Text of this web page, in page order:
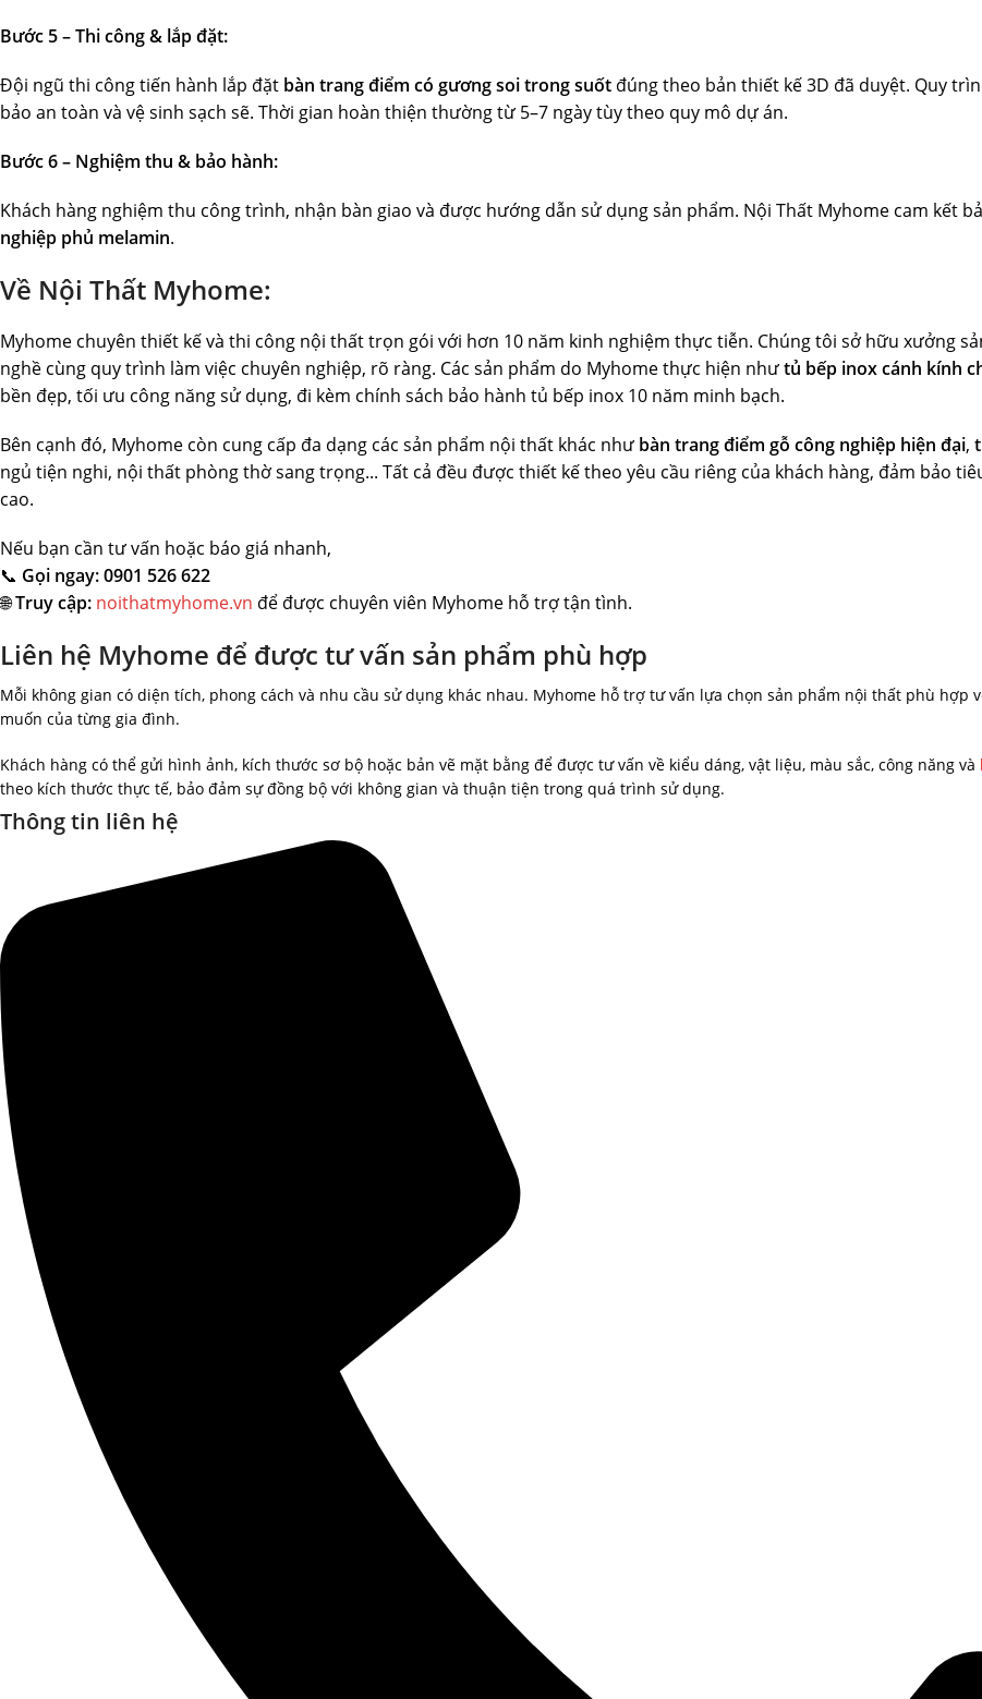
Bước 5 – Thi công & lắp đặt:
Đội ngũ thi công tiến hành lắp đặt bàn trang điểm có gương soi trong suốt đúng theo bản thiết kế 3D đã duyệt. Quy
bảo an toàn và vệ sinh sạch sẽ. Thời gian hoàn thiện thường từ 5–7 ngày tùy theo quy mô dự án.
Bước 6 – Nghiệm thu & bảo hành:
Khách hàng nghiệm thu công trình, nhận bàn giao và được hướng dẫn sử dụng sản phẩm. Nội Thất Myhome cam kết
nghiệp phủ melamin.
Về Nội Thất Myhome:
Myhome chuyên thiết kế và thi công nội thất trọn gói với hơn 10 năm kinh nghiệm thực tiễn. Chúng tôi sở hữu xưởng
nghề cùng quy trình làm việc chuyên nghiệp, rõ ràng. Các sản phẩm do Myhome thực hiện nhưtủ bếp inox cánh kính
bền đẹp, tối ưu công năng sử dụng, đi kèm chính sách bảo hành tủ bếp inox 10 năm minh bạch.
Bên cạnh đó, Myhome còn cung cấp đa dạng các sản phẩm nội thất khác như bàn trang điểm gỗ công nghiệp hiện đại,
ngủ tiện nghi, nội thất phòng thờ sang trọng... Tất cả đều được thiết kế theo yêu cầu riêng của khách hàng, đảm bảo
cao.
Nếu bạn cần tư vấn hoặc báo giá nhanh,
📞 Gọi ngay: 0901 526 622
🌐Truy cập: noithatmyhome.vn để được chuyên viên Myhome hỗ trợ tận tình.
Liên hệ Myhome để được tư vấn sản phẩm phù hợp
Mỗi không gian có diện tích, phong cách và nhu cầu sử dụng khác nhau. Myhome hỗ trợ tư vấn lựa chọn sản phẩm nội thất phù hợp
muốn của từng gia đình.
Khách hàng có thể gửi hình ảnh, kích thước sơ bộ hoặc bản vẽ mặt bằng để được tư vấn về kiểu dáng, vật liệu, màu sắc, công năng và
theo kích thước thực tế, bảo đảm sự đồng bộ với không gian và thuận tiện trong quá trình sử dụng.
Thông tin liên hệ